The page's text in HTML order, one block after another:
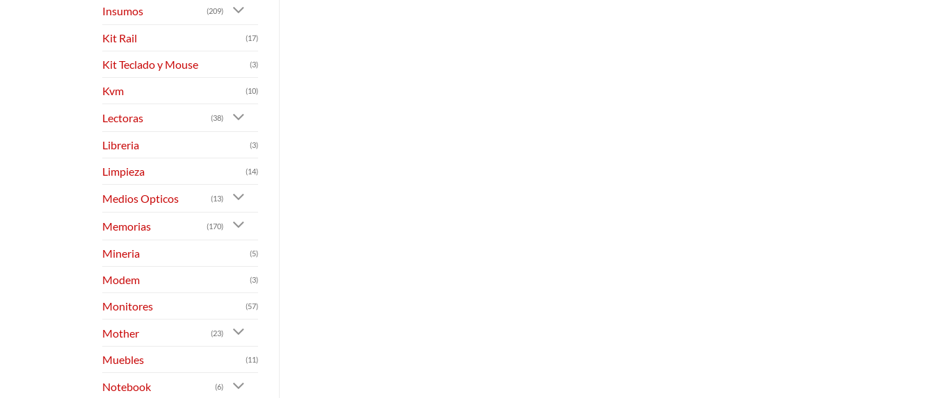
Insumos (209)
Kit Rail (17)
Kit Teclado y Mouse (3)
Kvm (10)
Lectoras (38)
Libreria (3)
Limpieza (14)
Medios Opticos (13)
Memorias (170)
Mineria (5)
Modem (3)
Monitores (57)
Mother (23)
Muebles (11)
Notebook (6)